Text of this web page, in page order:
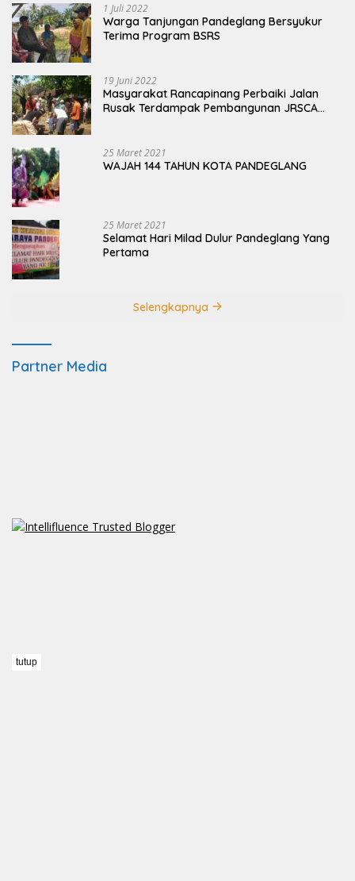
1 Juli 2022
Warga Tanjungan Pandeglang Bersyukur
Terima Program BSRS
19 Juni 2022
Masyarakat Rancapinang Perbaiki Jalan
Rusak Terdampak Pembangunan JRSCA
25 Maret 2021
WAJAH 144 TAHUN KOTA PANDEGLANG
25 Maret 2021
Selamat Hari Milad Dulur Pandeglang Yang
Pertama
Selengkapnya
Partner Media
tutup